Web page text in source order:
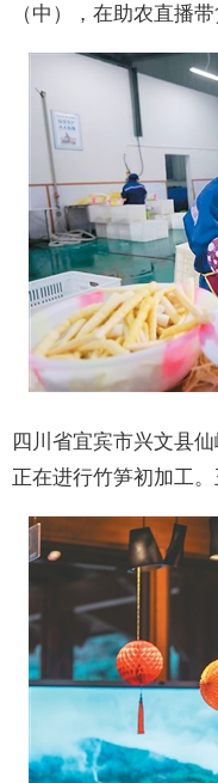
（中），在助农直播
四川省宜宾市兴文县
正在进行竹笋初加工